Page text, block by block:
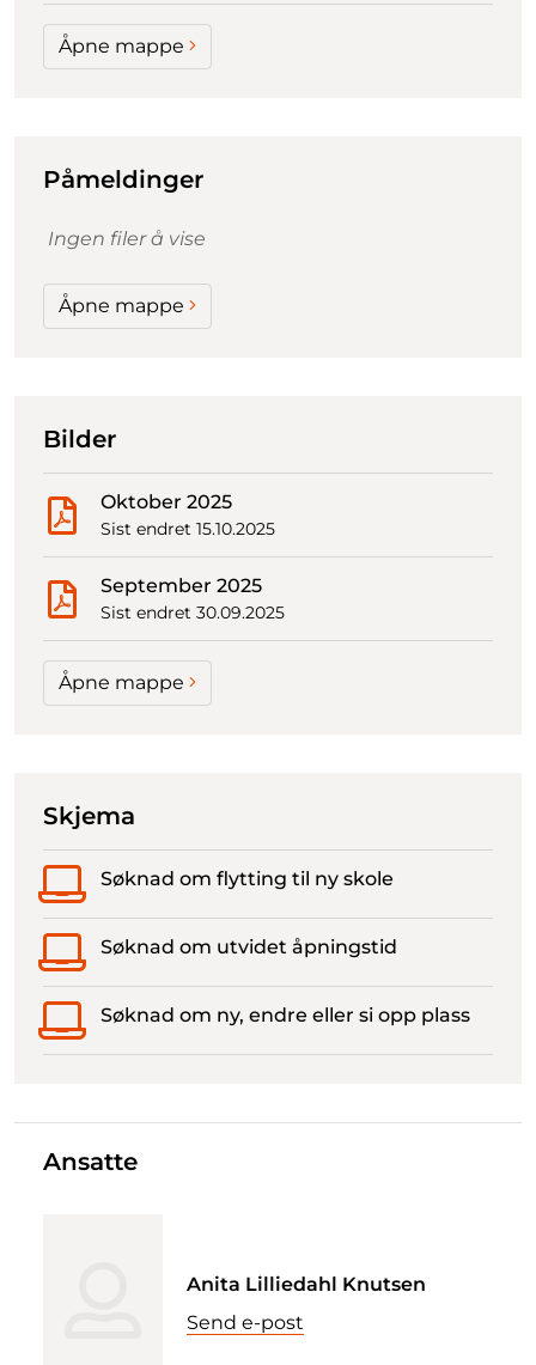
Åpne mappe
Påmeldinger
Ingen filer å vise
Åpne mappe
Bilder
Oktober 2025
Sist endret 15.10.2025
September 2025
Sist endret 30.09.2025
Åpne mappe
Skjema
Søknad om flytting til ny skole
Søknad om utvidet åpningstid
Søknad om ny, endre eller si opp plass
Ansatte
Anita Lilliedahl Knutsen
Send e-post